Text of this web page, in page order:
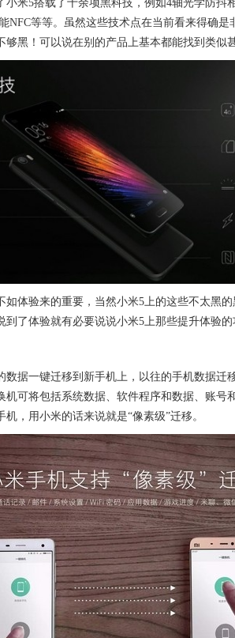
小米5搭载了十余项黑科技，例如4轴光学防抖
NFC等等。虽然这些技术点在当前看来得确
够黑！可以说在别的产品上基本都能找到类似
如体验来的重要，当然小米5上的这些不太黑
到了体验就有必要说说小米5上那些提升体验
数据一键迁移到新手机上，以往的手机数据迁
机可将包括系统数据、软件程序和数据、账号
，用小米的话来说就是“像素级”迁移。